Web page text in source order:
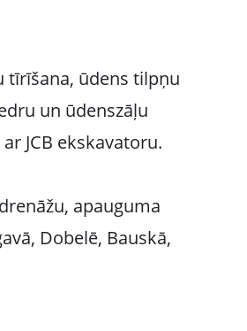
tīrīšana, ūdens tilpņu
un ūdenszāļu
JCB ekskavatoru.
apauguma
Dobelē, Bauskā,